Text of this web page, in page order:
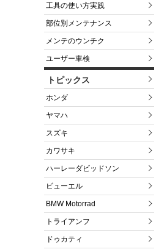
工具の使い方実践
部位別メンテナンス
メンテのウンチク
ユーザー車検
トピックス
ホンダ
ヤマハ
スズキ
カワサキ
ハーレーダビッドソン
ビューエル
BMW Motorrad
トライアンフ
ドゥカティ